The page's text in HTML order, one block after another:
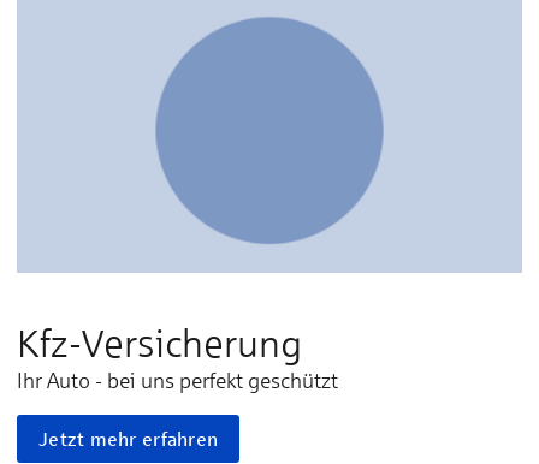
Kfz-Versicherung
Ihr Auto - bei uns perfekt geschützt
Jetzt mehr erfahren